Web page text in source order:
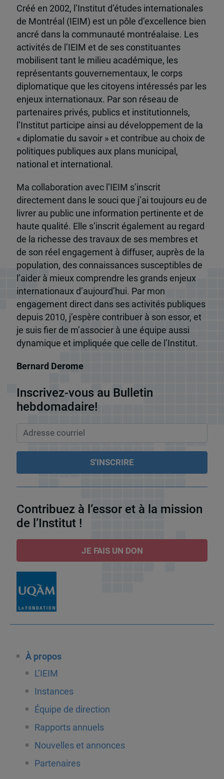
Créé en 2002, l’Institut d’études internationales
de Montréal (IEIM) est un pôle d’excellence bien
ancré dans la communauté montréalaise. Les
activités de l’IEIM et de ses constituantes
mobilisent tant le milieu académique, les
représentants gouvernementaux, le corps
diplomatique que les citoyens intéressés par les
enjeux internationaux. Par son réseau de
partenaires privés, publics et institutionnels,
l’Institut participe ainsi au développement de la
« diplomatie du savoir » et contribue au choix de
politiques publiques aux plans municipal,
national et international.
Ma collaboration avec l’IEIM s’inscrit
directement dans le souci que j’ai toujours eu de
livrer au public une information pertinente et de
haute qualité. Elle s’inscrit également au regard
de la richesse des travaux de ses membres et
de son réel engagement à diffuser, auprès de la
population, des connaissances susceptibles de
l’aider à mieux comprendre les grands enjeux
internationaux d’aujourd’hui. Par mon
engagement direct dans ses activités publiques
depuis 2010, j’espère contribuer à son essor, et
je suis fier de m’associer à une équipe aussi
dynamique et impliquée que celle de l’Institut.
Bernard Derome
Inscrivez-vous au Bulletin
hebdomadaire!
Contribuez à l’essor et à la mission
de l’Institut !
JE FAIS UN DON
À propos
L’IEIM
Instances
Équipe de direction
Rapports annuels
Nouvelles et annonces
Partenaires